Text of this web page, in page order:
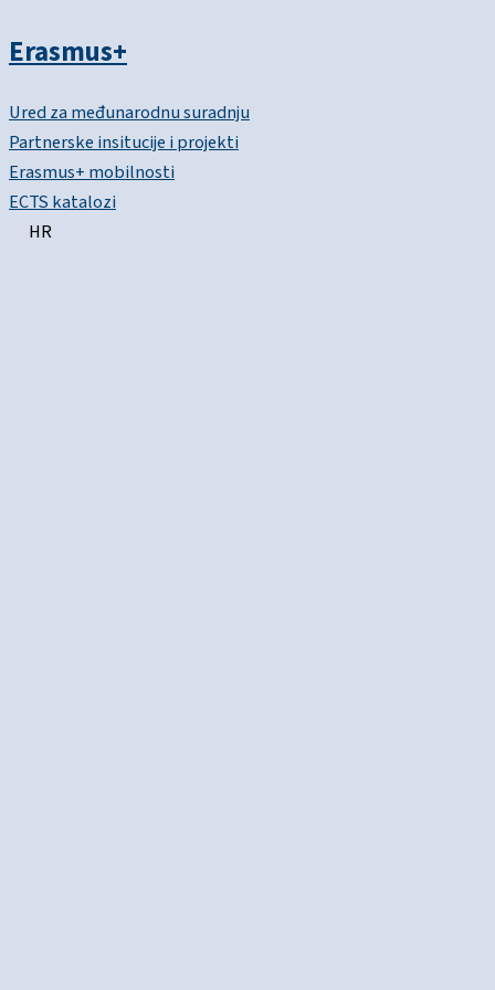
Erasmus+
Ured za međunarodnu suradnju
Partnerske insitucije i projekti
Erasmus+ mobilnosti
ECTS katalozi
HR